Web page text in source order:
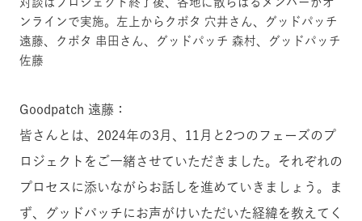
ンラインで実施。左上からクボタ 穴井さん、グッドパッチ
遠藤、クボタ 串田さん、グッドパッチ 森村、グッドパッチ
佐藤
Goodpatch 遠藤：
皆さんとは、2024年の3月、11月と2つのフェーズのプ
ロジェクトをご一緒させていただきました。それぞれの
プロセスに添いながらお話しを進めていきましょう。ま
ず、グッドパッチにお声がけいただいた経緯を教えてく